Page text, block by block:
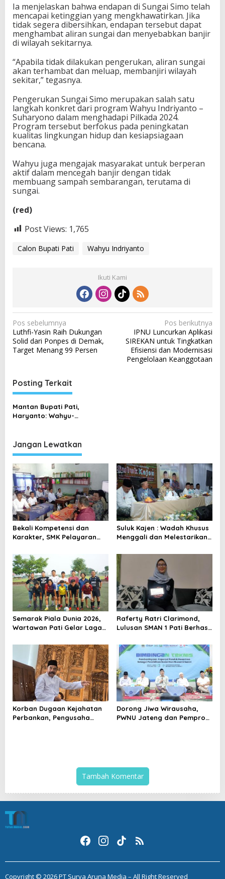
Ia menjelaskan bahwa endapan di Sungai Simo telah
mencapai ketinggian yang mengkhawatirkan. Jika
tidak segera dibersihkan, endapan tersebut dapat
menghambat aliran sungai dan menyebabkan banjir
di wilayah sekitarnya.
“Apabila tidak dilakukan pengerukan, aliran sungai
akan terhambat dan meluap, membanjiri wilayah
sekitar,” tegasnya.
Pengerukan Sungai Simo merupakan salah satu
langkah konkret dari program Wahyu Indriyanto –
Suharyono dalam menghadapi Pilkada 2024.
Program tersebut berfokus pada peningkatan
kualitas lingkungan hidup dan kesiapsiagaan
bencana.
Wahyu juga mengajak masyarakat untuk berperan
aktif dalam mencegah banjir dengan tidak
membuang sampah sembarangan, terutama di
sungai.
(red)
Post Views: 1,765
Calon Bupati Pati Wahyu Indriyanto
Ikuti Kami
N
a
v
g
a
s
i
o
s
Pos sebelumnya
Luthfi-Yasin Raih Dukungan
Solid dari Ponpes di Demak,
Target Menang 99 Persen
Pos berikutnya
IPNU Luncurkan Aplikasi
SIREKAN untuk Tingkatkan
Efisiensi dan Modernisasi
Pengelolaan Keanggotaan
Posting Terkait
Mantan Bupati Pati,
Haryanto: Wahyu-
Jangan Lewatkan
Bekali Kompetensi dan
Karakter, SMK Pelayaran
Bekerja hingga ke Jepang
Suluk Kajen : Wadah Khusus
Menggali dan Melestarikan
Ahmad Mutamakkin
Semarak Piala Dunia 2026,
Wartawan Pati Gelar Laga
Raferty Ratri Clarimond,
Lulusan SMAN 1 Pati Berhasil
Ternama Kanada
Korban Dugaan Kejahatan
Perbankan, Pengusaha
Dorong Jiwa Wirausaha,
PWNU Jateng dan Pemprov
Tambah Komentar
Copyright © 2026 PT Surya Aruna Media – All Right Reserved